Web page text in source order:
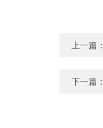
上一篇
下一篇